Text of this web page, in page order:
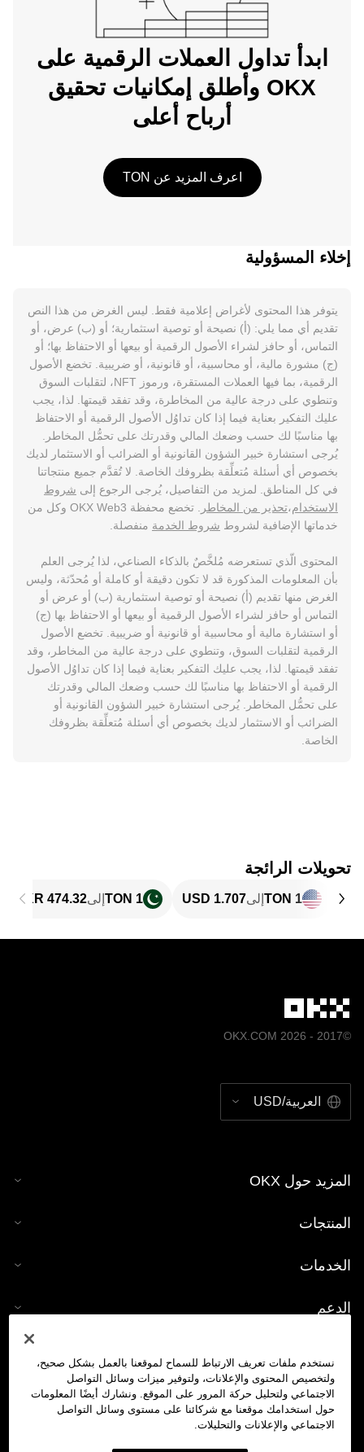
ابدأ تداول العملات الرقمية على
OKX وأطلق إمكانيات تحقيق
أرباح أعلى
اعرف المزيد عن TON
إخلاء المسؤولية
يتوفر هذا المحتوى لأغراض إعلامية فقط. ليس الغرض من هذا النص
تقديم أي مما يلي: (أ) نصيحة أو توصية استثمارية؛ أو (ب) عرض، أو
التماس، أو حافز لشراء الأصول الرقمية أو بيعها أو الاحتفاظ بها؛ أو
(ج) مشورة مالية، أو محاسبية، أو قانونية، أو ضريبية. تخضع الأصول
الرقمية، بما فيها العملات المستقرة، ورموز NFT، لتقلبات السوق
وتنطوي على درجة عالية من المخاطرة، وقد تفقد قيمتها. لذا، يجب
عليك التفكير بعناية فيما إذا كان تداوُل الأصول الرقمية أو الاحتفاظ
بها مناسبًا لك حسب وضعك المالي وقدرتك على تحمُّل المخاطر.
يُرجى استشارة خبير الشؤون القانونية أو الضرائب أو الاستثمار لديك
بخصوص أي أسئلة مُتعلِّقة بظروفك الخاصة. لا تُقدَّم جميع منتجاتنا
في كل المناطق. لمزيد من التفاصيل، يُرجى الرجوع إلى شروط
الاستخدام،تحذير من المخاطر
. تخضع محفظة OKX Web3 وكل من
خدماتها الإضافية لشروط شروط الخدمة منفصلة.
المحتوى الّذي تستعرضه مُلخَّصٌ بالذكاء الصناعي، لذا يُرجى العلم
بأن المعلومات المذكورة قد لا تكون دقيقة أو كاملة أو مُحدّثة، وليس
الغرض منها تقديم (أ) نصيحة أو توصية استثمارية (ب) أو عرض أو
التماس أو حافز لشراء الأصول الرقمية أو بيعها أو الاحتفاظ بها (ج)
أو استشارة مالية أو محاسبية أو قانونية أو ضريبية. تخضع الأصول
الرقمية لتقلبات السوق، وتنطوي على درجة عالية من المخاطر، وقد
تفقد قيمتها. لذا، يجب عليك التفكير بعناية فيما إذا كان تداوُل الأصول
الرقمية أو الاحتفاظ بها مناسبًا لك حسب وضعك المالي وقدرتك
على تحمُّل المخاطر. يُرجى استشارة خبير الشؤون القانونية أو
الضرائب أو الاستثمار لديك بخصوص أي أسئلة مُتعلِّقة بظروفك
الخاصة.
تحويلات الرائجة
1 TON إلى 1 TON إلى
©2017 - 2026 OKX.COM
العربية/USD
المزيد حول OKX
المنتجات
الخدمات
الدعم
حاسبة العملات الرقمية
تداول
نستخدم ملفات تعريف الارتباط للسماح لموقعنا بالعمل بشكل صحيح،
ولتخصيص المحتوى والإعلانات، ولتوفير ميزات وسائل التواصل
الاجتماعي ولتحليل حركة المرور على الموقع. ونشارك أيضًا المعلومات
حول استخدامك موقعنا مع شركائنا على مستوى وسائل التواصل
الاجتماعي والإعلانات والتحليلات.